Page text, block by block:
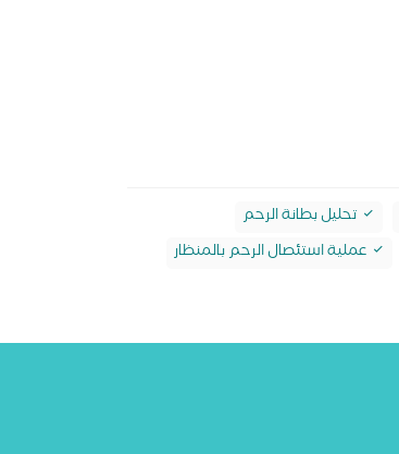
تحليل بطانة الرحم
عملية استئصال الرحم بالمنظار